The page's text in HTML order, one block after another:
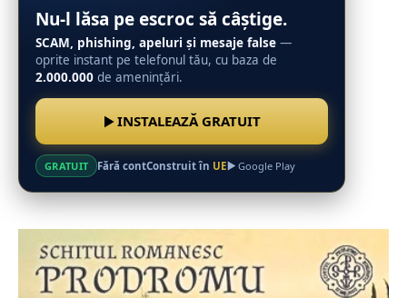
Nu-l lăsa pe escroc să câștige.
SCAM, phishing, apeluri și mesaje false —
oprite instant pe telefonul tău, cu baza de
2.000.000 de amenințări.
INSTALEAZĂ GRATUIT
GRATUIT Fără contConstruit în UE Google Play